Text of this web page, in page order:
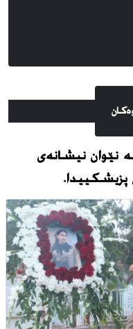
نێوان نیشانەی